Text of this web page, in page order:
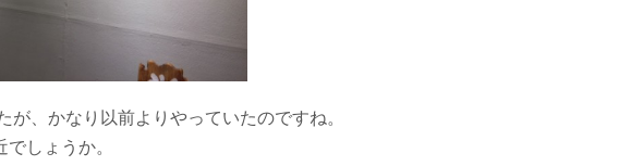
、かなり以前よりやっていたのですね。
しょうか。